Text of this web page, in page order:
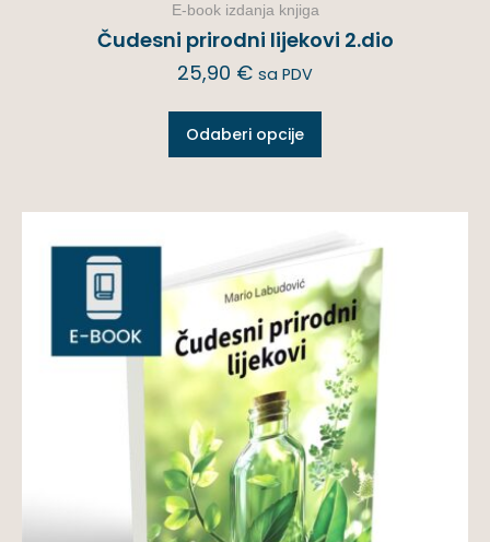
E-book izdanja knjiga
Čudesni prirodni lijekovi 2.dio
25,90 € sa PDV
Odaberi opcije